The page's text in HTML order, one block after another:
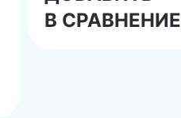
В СРАВНЕНИЕ